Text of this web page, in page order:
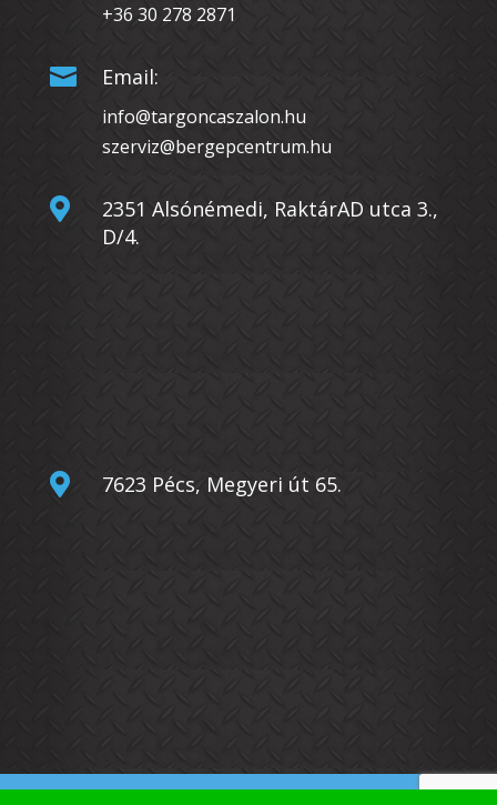
+36 30 278 2871
 Email:
info@targoncaszalon.hu
szerviz@bergepcentrum.hu

2351 Alsónémedi, RaktárAD utca 3.,
D/4.
 7623 Pécs, Megyeri út 65.